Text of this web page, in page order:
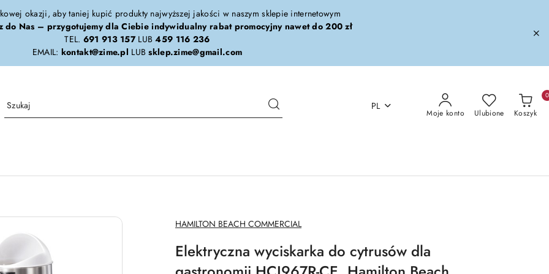
okazji, aby taniej kupić produkty najwyższej jakości w naszym sklepie internetowym
do Nas – przygotujemy dla Ciebie indywidualny rabat promocyjny nawet do 200 zł
TEL. 691 913 157LUB459 116 236
EMAIL: kontakt@zime.pl LUBsklep.zime@gmail.com
PL
Moje konto Ulubione Koszyk
0
NAZWA
PRODUCENTA:
HAMILTON BEACH COMMERCIAL
Elektryczna wyciskarka do cytrusów dla